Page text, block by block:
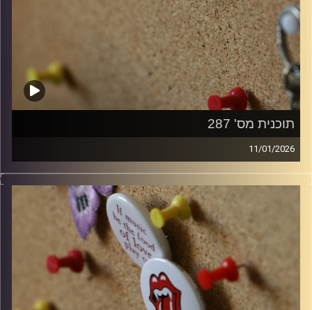
תוכנית מס' 287
11/01/2026
סינגלים חדשים ישראלים ו10 שנים למותו של דיוויד בואי
włodi